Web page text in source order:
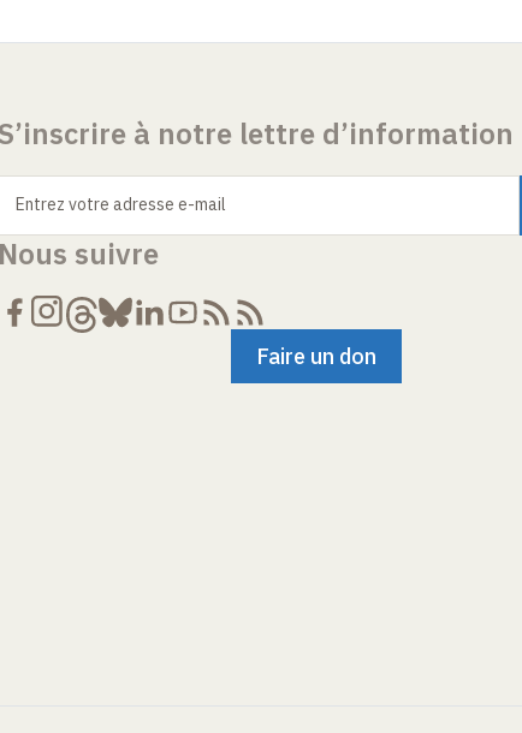
à notre lettre d’information
Entrez votre adresse e-mail
suivre
Faire un don